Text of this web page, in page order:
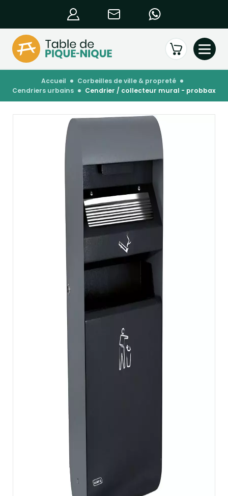
accueil
corbeilles de ville & propreté
cendriers urbains
cendrier / collecteur mural - probbax